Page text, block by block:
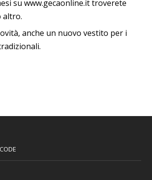
suwww.gecaonline.ittroverete
altro.
anche un nuovo vestito per i